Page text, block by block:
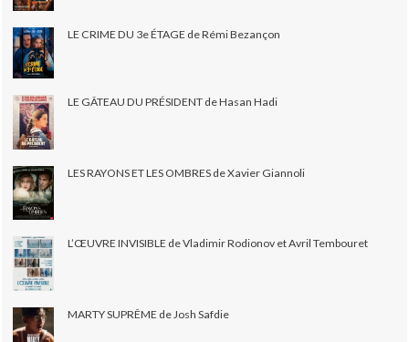
LE CRIME DU 3e ÉTAGE de Rémi Bezançon
LE GÂTEAU DU PRÉSIDENT de Hasan Hadi
LES RAYONS ET LES OMBRES de Xavier Giannoli
L’ŒUVRE INVISIBLE de Vladimir Rodionov et Avril Tembouret
MARTY SUPRÊME de Josh Safdie